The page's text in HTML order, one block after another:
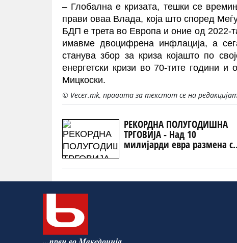
– Глобална е кризата, тешки се
прави оваа Влада, која што според
БДП е трета во Европа и оние од 2022-
имавме двоцифрена инфлација, а
станува збор за криза којашто по
енергетски кризи во 70-тите години и
Мицкоски.
© Vecer.mk, правата за текстот се на
РЕКОРДНА ПОЛУГОДИШНА
ТРГОВИЈА - Над 10
милијарди евра размена
светот, извозот расте побрзо